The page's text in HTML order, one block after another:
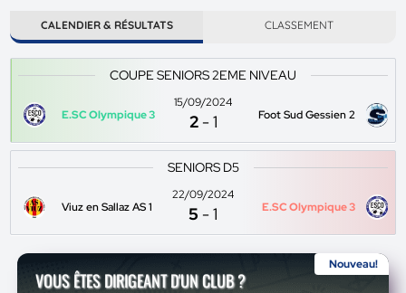
CALENDIER & RÉSULTATS CLASSEMENT
COUPE SENIORS 2EME NIVEAU
E.SC Olympique 3
15/09/2024
2 -1 Foot Sud Gessien 2
SENIORS D5
Viuz en Sallaz AS 1
22/09/2024
5 -1 E.SC Olympique 3
Nouveau!
VOUS ÊTES DIRIGEANT D'UN CLUB ?